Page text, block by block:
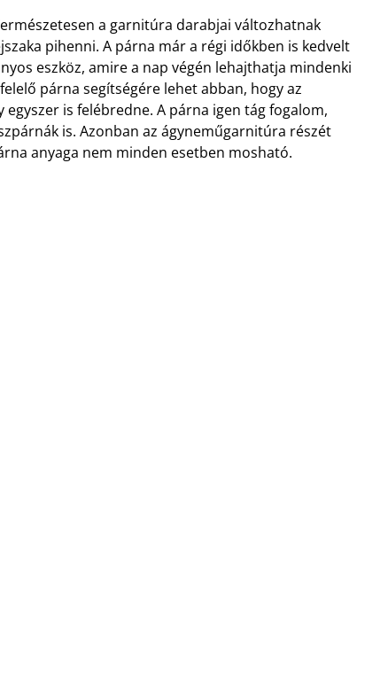
a garnitúra darabjai változhatnak
pihenni. A párna már a régi időkben is kedvelt
eszköz, amire a nap végén lehajthatja mindenki
párna segítségére lehet abban, hogy az
is felébredne. A párna igen tág fogalom,
is. Azonban az ágyneműgarnitúra részét
anyaga nem minden esetben mosható.